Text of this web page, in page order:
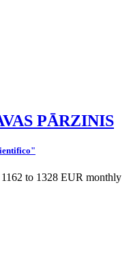
PĀRZINIS
to 1328 EUR monthly